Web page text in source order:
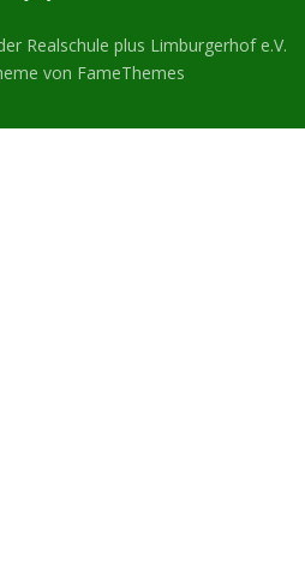
Realschule plus Limburgerhof e.V.
von FameThemes